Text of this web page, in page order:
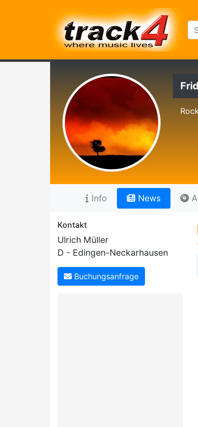
Info News
Kontakt
Ulrich Müller
D - Edingen-Neckarhausen
Buchungsanfrage